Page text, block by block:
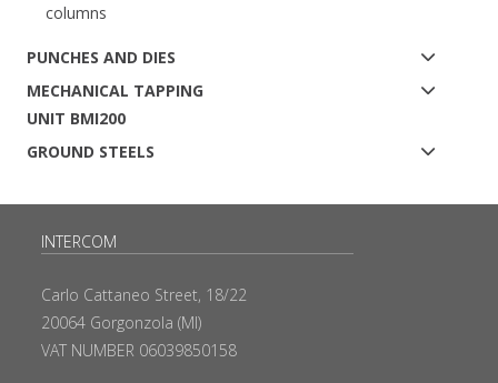
columns
PUNCHES AND DIES
MECHANICAL TAPPING
UNIT BMI200
GROUND STEELS
INTERCOM
Carlo Cattaneo Street, 18/22
20064 Gorgonzola (MI)
VAT NUMBER 06039850158